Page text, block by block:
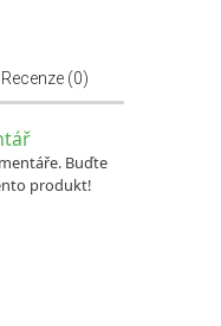
Recenze (0)
Buďte
produkt!